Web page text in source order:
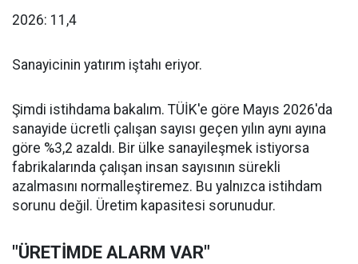
2026: 11,4
Sanayicinin yatırım iştahı eriyor.
Şimdi istihdama bakalım. TÜİK'e göre Mayıs 2026'da
sanayide ücretli çalışan sayısı geçen yılın aynı ayına
göre %3,2 azaldı. Bir ülke sanayileşmek istiyorsa
fabrikalarında çalışan insan sayısının sürekli
azalmasını normalleştiremez. Bu yalnızca istihdam
sorunu değil. Üretim kapasitesi sorunudur.
"ÜRETİMDE ALARM VAR"